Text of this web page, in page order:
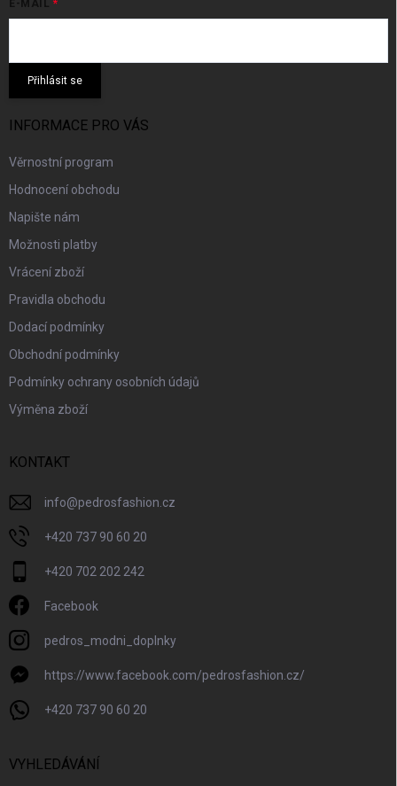
E-MAIL
Přihlásit se
INFORMACE PRO VÁS
Věrnostní program
Hodnocení obchodu
Napište nám
Možnosti platby
Vrácení zboží
Pravidla obchodu
Dodací podmínky
Obchodní podmínky
Podmínky ochrany osobních údajů
Výměna zboží
KONTAKT
info@pedrosfashion.cz
+420 737 90 60 20
+420 702 202 242
Facebook
pedros_modni_doplnky
https://www.facebook.com/pedrosfashion.cz/
+420 737 90 60 20
VYHLEDÁVÁNÍ